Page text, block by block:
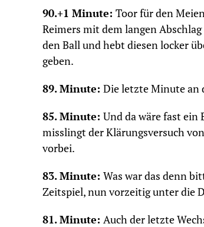
90.+1 Minute: Toor für den
Reimers mit dem langen
den Ball und hebt diesen locker
geben.
89. Minute: Die letzte Minute an
85. Minute: Und da wäre fast ein
misslingt der Klärungsversuch
vorbei.
83. Minute: Was war das denn
Zeitspiel, nun vorzeitig unter die
81. Minute: Auch der letzte